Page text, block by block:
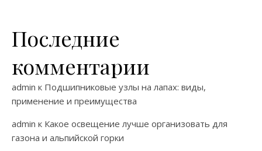
Последние
комментарии
admin к Подшипниковые узлы на лапах: виды,
применение и преимущества
admin к Какое освещение лучше организовать для
газона и альпийской горки